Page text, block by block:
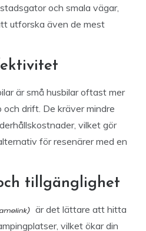
och smala vägar,
utforska även de mest
är små husbilar oftast mer
drift. De kräver mindre
vilket gör
för resenärer med en
tillgänglighet
är det lättare att hitta
vilket ökar din